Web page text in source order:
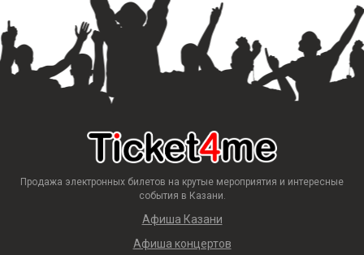
Продажа электронных билетов на крутые мероприятия и интересные
события в Казани.
Афиша Казани
Афиша концертов